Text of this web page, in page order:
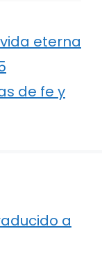
eterna
de fe y
a